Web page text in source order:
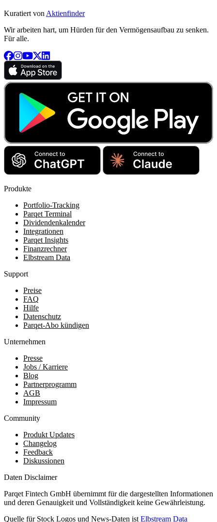
Kuratiert von Aktienfinder
Wir arbeiten hart, um Hürden für den Vermögensaufbau zu senken.
Für alle.
Produkte
Portfolio-Tracking
Parqet Terminal
Dividendenkalender
Integrationen
Parqet Insights
Finanzrechner
Elbstream Data
Support
Preise
FAQ
Hilfe
Datenschutz
Parqet-Abo kündigen
Unternehmen
Presse
Jobs / Karriere
Blog
Partnerprogramm
AGB
Impressum
Community
Produkt Updates
Changelog
Feedback
Diskussionen
Daten Disclaimer
Parqet Fintech GmbH übernimmt für die dargestellten Informationen
und deren Genauigkeit und Vollständigkeit keine Gewährleistung.
Quelle für Stock Logos und News-Daten ist Elbstream Data